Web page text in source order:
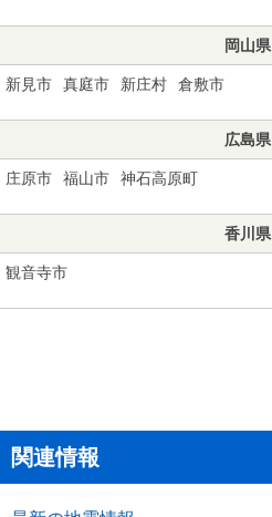
岡山県
新見市 真庭市 新庄村 倉敷市
広島県
庄原市 福山市 神石高原町
香川県
観音寺市
関連情報